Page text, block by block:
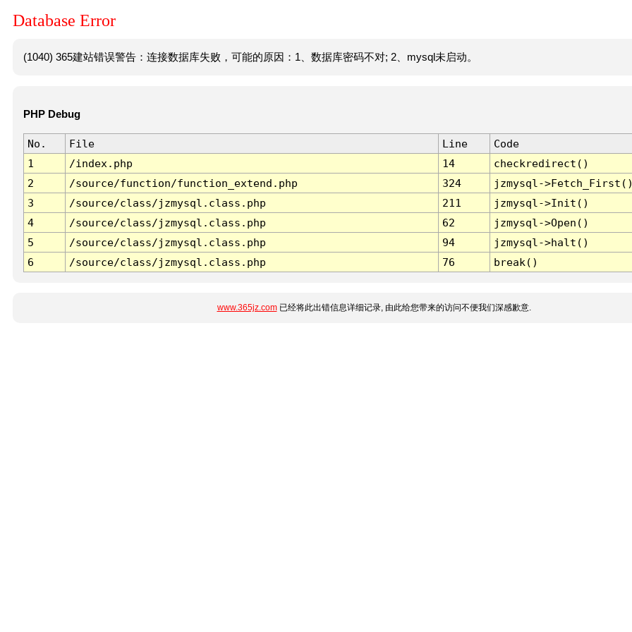
Database Error
(1040) 365建站错误警告：连接数据库失败，可能的原因：1、数据库密码不对; 2、mysql未启动。
PHP Debug
No. File Line
Code
1
/index.php 14
checkredirect()
2
/source/function/function_extend.php 324
jzmysql-
3
/source/class/jzmysql.class.php 211
jzmysql->Init()
4
/source/class/jzmysql.class.php 62
jzmysql->Open()
5
/source/class/jzmysql.class.php 94
jzmysql->halt()
6
/source/class/jzmysql.class.php 76 break()
www.365jz.com已经将此出错信息详细记录, 由此给您带来的访问不便我们深感歉意.